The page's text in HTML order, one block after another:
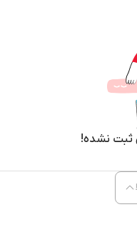
ثبت نشده!